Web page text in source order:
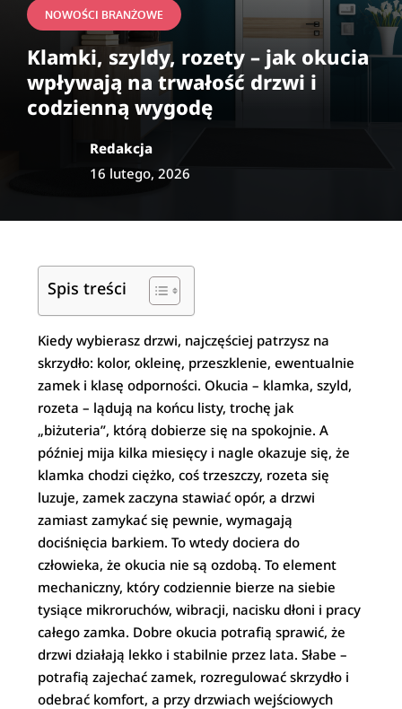
NOWOŚCI BRANŻOWE
Klamki, szyldy, rozety – jak okucia
wpływają na trwałość drzwi i
codzienną wygodę
Redakcja
16 lutego, 2026
Spis treści
Kiedy wybierasz drzwi, najczęściej patrzysz na
skrzydło: kolor, okleinę, przeszklenie, ewentualnie
zamek i klasę odporności. Okucia – klamka, szyld,
rozeta – lądują na końcu listy, trochę jak
„biżuteria”, którą dobierze się na spokojnie. A
później mija kilka miesięcy i nagle okazuje się, że
klamka chodzi ciężko, coś trzeszczy, rozeta się
luzuje, zamek zaczyna stawiać opór, a drzwi
zamiast zamykać się pewnie, wymagają
dociśnięcia barkiem. To wtedy dociera do
człowieka, że okucia nie są ozdobą. To element
mechaniczny, który codziennie bierze na siebie
tysiące mikroruchów, wibracji, nacisku dłoni i pracy
całego zamka. Dobre okucia potrafią sprawić, że
drzwi działają lekko i stabilnie przez lata. Słabe –
potrafią zajechać zamek, rozregulować skrzydło i
odebrać komfort, a przy drzwiach wejściowych